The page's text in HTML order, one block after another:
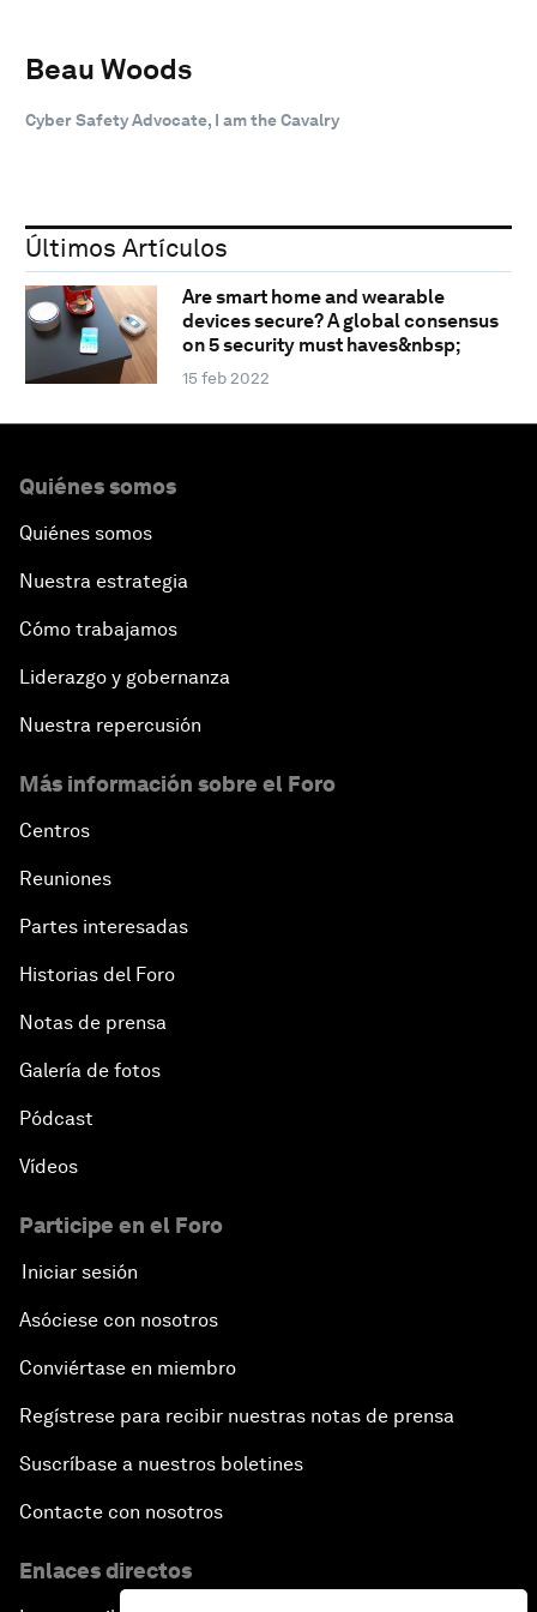
Beau Woods
Cyber Safety Advocate, I am the Cavalry
Últimos Artículos
Are smart home and wearable
devices secure? A global consensus
on 5 security must haves&nbsp;
15 feb 2022
Quiénes somos
Quiénes somos
Nuestra estrategia
Cómo trabajamos
Liderazgo y gobernanza
Nuestra repercusión
Más información sobre el Foro
Centros
Reuniones
Partes interesadas
Historias del Foro
Notas de prensa
Galería de fotos
Pódcast
Vídeos
Participe en el Foro
Iniciar sesión
Asóciese con nosotros
Conviértase en miembro
Regístrese para recibir nuestras notas de prensa
Suscríbase a nuestros boletines
Contacte con nosotros
Enlaces directos